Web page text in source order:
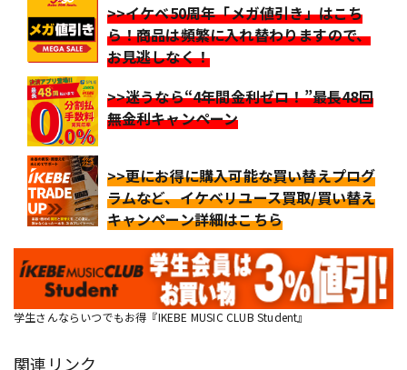
>>イケベ50周年「メガ値引き」はこち
ら！商品は頻繁に入れ替わりますので、
お見逃しなく！
>>迷うなら“4年間金利ゼロ！”最長48回
無金利キャンペーン
>>更にお得に購入可能な買い替えプログ
ラムなど、イケベリユース買取/買い替え
キャンペーン詳細はこちら
学生さんならいつでもお得『IKEBE MUSIC CLUB Student』
関連リンク